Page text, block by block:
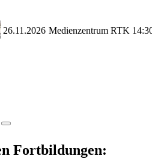
26.11.2026 Medienzentrum RTK
Suchen
Fortbildungen: